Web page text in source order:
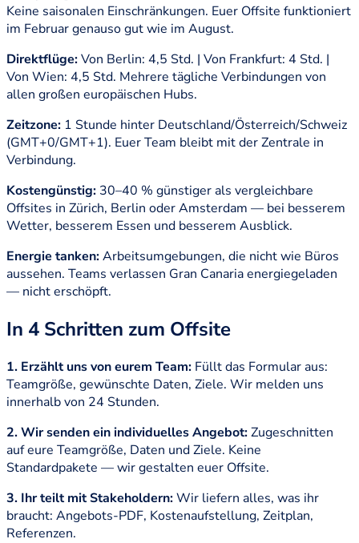
Keine saisonalen Einschränkungen. Euer Offsite funktioniert
im Februar genauso gut wie im August.
Direktflüge:Von Berlin: 4,5 Std. | Von Frankfurt: 4 Std. |
Von Wien: 4,5 Std. Mehrere tägliche Verbindungen von
allen großen europäischen Hubs.
Zeitzone: 1 Stunde hinter Deutschland/Österreich/Schweiz
(GMT+0/GMT+1). Euer Team bleibt mit der Zentrale in
Verbindung.
Kostengünstig: 30–40 % günstiger als vergleichbare
Offsites in Zürich, Berlin oder Amsterdam — bei besserem
Wetter, besserem Essen und besserem Ausblick.
Energie tanken:Arbeitsumgebungen, die nicht wie Büros
aussehen. Teams verlassen Gran Canaria energiegeladen
— nicht erschöpft.
In 4 Schritten zum Offsite
1. Erzählt uns von eurem Team: Füllt das Formular aus:
Teamgröße, gewünschte Daten, Ziele. Wir melden uns
innerhalb von 24 Stunden.
2. Wir senden ein individuelles Angebot:Zugeschnitten
auf eure Teamgröße, Daten und Ziele. Keine
Standardpakete — wir gestalten euer Offsite.
3. Ihr teilt mit Stakeholdern:Wir liefern alles, was ihr
braucht: Angebots-PDF, Kostenaufstellung, Zeitplan,
Referenzen.